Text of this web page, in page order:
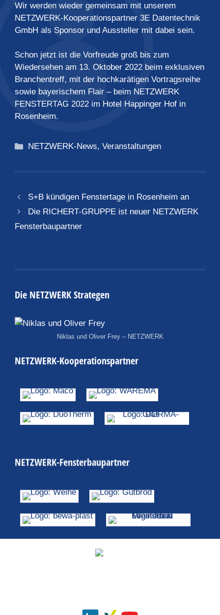
Wir werden wieder gemeinsam mit unserem
NETZWERK-Kooperationspartner 3E Datentechnik
GmbH als Sponsor und Aussteller mit dabei sein.
Schon jetzt ist die Vorfreude groß bis zum
Wiedersehen am 13. Oktober 2022 beim exklusiven
Branchentreff, mit der hochkarätigen Vortragsreihe
sowie bayerischem Flair – beim NETZWERK
FENSTERTAG 2022 im Hotel Happinger Hof in
Rosenheim.
Kategorien
NETZWERK-News,Veranstaltungen
S+B kündigen Fenstertage in Rosenheim an
Die RICHERT-GRUPPE ist neuer NETZWERK
Fensterbaupartner
Die NETZWERK Strategen
Niklas und Oliver Frey – NETZWERK
NETZWERK-Kooperationspartner